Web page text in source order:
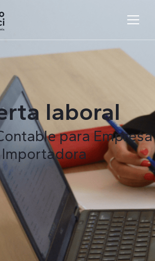
laboral
para Empresa
Importadora